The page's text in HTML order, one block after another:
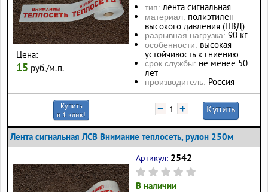
Цена:
15 руб./м.п.
тип: лента сигнальная
материал: полиэтилен
высокого давления (ПВД)
разрывная нагрузка: 90 кг
особенности: высокая
устойчивость к гниению
срок службы: не менее 50
лет
производитель: Россия
Купить
в 1 клик!
− + Купить
Лента сигнальная ЛСВ Внимание теплосеть, рулон 250м
Артикул: 2542
В наличии